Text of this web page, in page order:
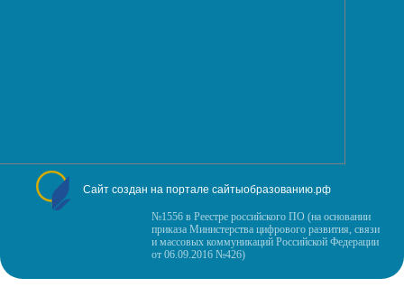
Сайт создан на портале сайтыобразованию.рф
№1556 в Реестре российского ПО (на основании
приказа Министерства цифрового развития, связи
и массовых коммуникаций Российской Федерации
от 06.09.2016 №426)